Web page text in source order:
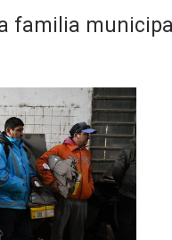
familia